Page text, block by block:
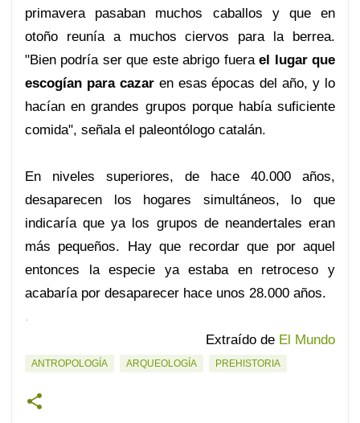
primavera pasaban muchos caballos y que en
otoño reunía a muchos ciervos para la berrea.
"Bien podría ser que este abrigo fuerael lugar que
escogían para cazaren esas épocas del año, y lo
hacían en grandes grupos porque había suficiente
comida", señala el paleontólogo catalán.
En niveles superiores, de hace 40.000 años,
desaparecen los hogares simultáneos, lo que
indicaría que ya los grupos de neandertales eran
más pequeños. Hay que recordar que por aquel
entonces la especie ya estaba en retroceso y
acabaría por desaparecer hace unos 28.000 años.
.
Extraído de El Mundo
ANTROPOLOGÍA ARQUEOLOGÍA PREHISTORIA